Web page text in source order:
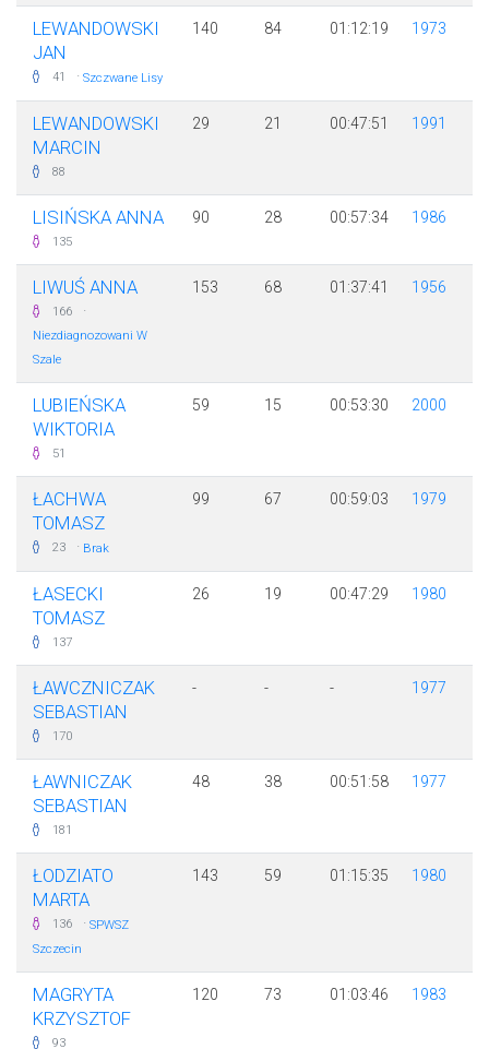
LEWANDOWSKI
JAN
41 · Szczwane Lisy
140 84 01:12:19 1973
LEWANDOWSKI
MARCIN
88
29 21 00:47:51 1991
LISIŃSKA ANNA
135
90 28 00:57:34 1986
LIWUŚ ANNA
166 ·
Niezdiagnozowani W
Szale
153 68 01:37:41 1956
LUBIEŃSKA
WIKTORIA
51
59 15 00:53:30 2000
ŁACHWA
TOMASZ
23 · Brak
99 67 00:59:03 1979
ŁASECKI
TOMASZ
137
26 19 00:47:29 1980
ŁAWCZNICZAK
SEBASTIAN
170
- - - 1977
ŁAWNICZAK
SEBASTIAN
181
48 38 00:51:58 1977
ŁODZIATO
MARTA
136 · SPWSZ
Szczecin
143 59 01:15:35 1980
MAGRYTA
KRZYSZTOF
93
120 73 01:03:46 1983